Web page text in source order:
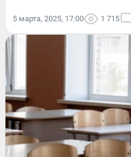
5 марта, 2025, 17:00 1 715